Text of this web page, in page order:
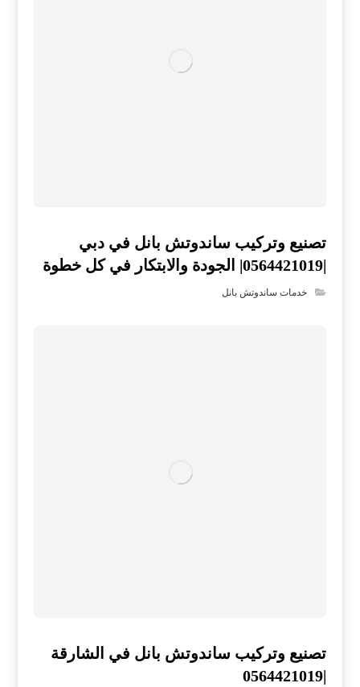
تصنيع وتركيب ساندوتش بانل في دبي
|0564421019| الجودة والابتكار في كل خطوة
خدمات ساندوتش بانل
تصنيع وتركيب ساندوتش بانل في الشارقة
|0564421019